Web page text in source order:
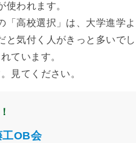
使われます。
「高校選択」は、大学進学
気付く人がきっと多いでし
ています。
見てください。
工OB会